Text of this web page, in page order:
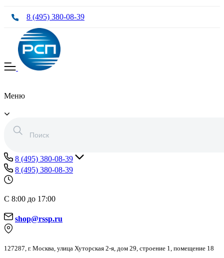
8 (495) 380-08-39
Меню
8 (495) 380-08-39
8 (495) 380-08-39
С 8:00 до 17:00
shop@rssp.ru
127287, г. Москва, улица Хуторская 2-я, дом 29, строение 1, помещение 18